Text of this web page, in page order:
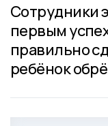
Сотрудники
первым
правильно
ребёнок